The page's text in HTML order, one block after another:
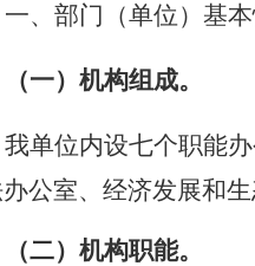
一、部门（单位）基
（一）机构组成。
我单位内设七个职能
公室、经济发展和
（二）机构职能。